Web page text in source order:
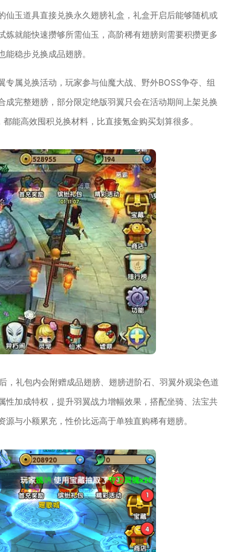
玉道具直接兑换永久翅膀礼盒，礼盒开启后能够随机或
就能快速攒够所需仙玉，高阶稀有翅膀则需要积攒更多
稳步兑换成品翅膀。
属兑换活动，玩家参与仙魔大战、野外BOSS争夺、组
完整翅膀，部分限定绝版羽翼只会在活动期间上架兑换
能高效囤积兑换材料，比直接氪金购买划算很多。
，礼包内会附赠成品翅膀、翅膀进阶石、羽翼外观染色道
加成特权，提升羽翼战力增幅效果，搭配坐骑、法宝共
与小额累充，性价比远高于单独直购稀有翅膀。